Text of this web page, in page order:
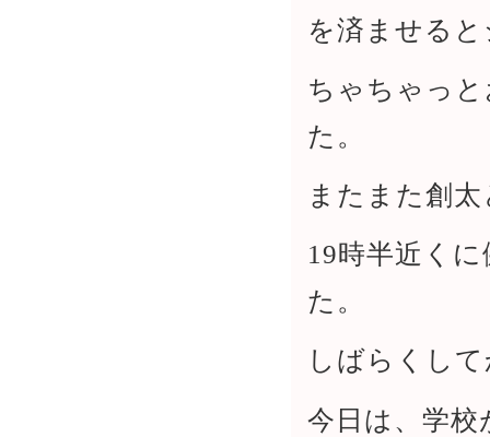
を済ませる
ちゃちゃっ
た。
またまた創
19時半近く
た。
しばらくし
今日は、学